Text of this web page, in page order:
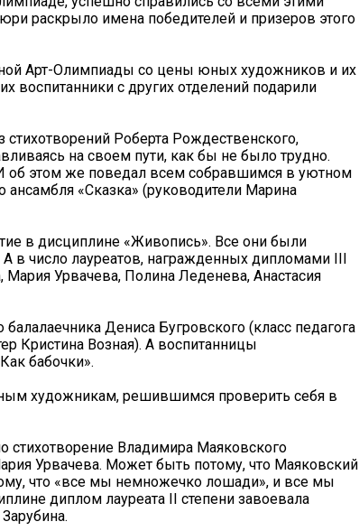
раскрыло имена победителей и призеров этого
Арт-Олимпиады со цены юных художников и их
воспитанники с других отделений подарили
Роберта Рождественского,
на своем пути, как бы не было трудно.
об этом же поведал всем собравшимся в уютном
«Сказка» (руководители Марина
в дисциплине «Живопись». Все они были
в число лауреатов, награжденных дипломами III
Урвачева, Полина Леденева, Анастасия
Дениса Бугровского (класс педагога
Кристина Возная). А воспитанницы
бабочки».
художникам, решившимся проверить себя в
стихотворение Владимира Маяковского
Урвачева. Может быть потому, что Маяковский
что «все мы немножечко лошади», и все мы
диплом лауреата II степени завоевала